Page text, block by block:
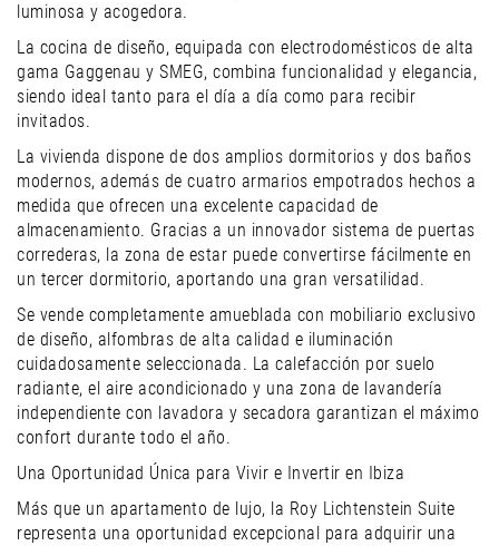
luminosa y acogedora.
La cocina de diseño, equipada con electrodomésticos de alta
gama Gaggenau y SMEG, combina funcionalidad y elegancia,
siendo ideal tanto para el día a día como para recibir
invitados.
La vivienda dispone de dos amplios dormitorios y dos baños
modernos, además de cuatro armarios empotrados hechos a
medida que ofrecen una excelente capacidad de
almacenamiento. Gracias a un innovador sistema de puertas
correderas, la zona de estar puede convertirse fácilmente en
un tercer dormitorio, aportando una gran versatilidad.
Se vende completamente amueblada con mobiliario exclusivo
de diseño, alfombras de alta calidad e iluminación
cuidadosamente seleccionada. La calefacción por suelo
radiante, el aire acondicionado y una zona de lavandería
independiente con lavadora y secadora garantizan el máximo
confort durante todo el año.
Una Oportunidad Única para Vivir e Invertir en Ibiza
Más que un apartamento de lujo, la Roy Lichtenstein Suite
representa una oportunidad excepcional para adquirir una